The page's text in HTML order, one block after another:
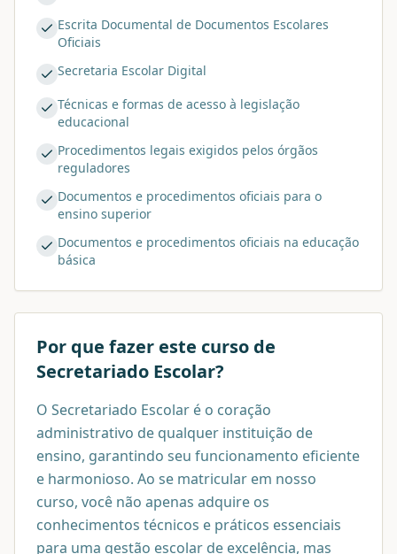
Escrita Documental de Documentos Escolares
Oficiais
Secretaria Escolar Digital
Técnicas e formas de acesso à legislação
educacional
Procedimentos legais exigidos pelos órgãos
reguladores
Documentos e procedimentos oficiais para o
ensino superior
Documentos e procedimentos oficiais na educação
básica
Por que fazer este curso de
Secretariado Escolar?
O Secretariado Escolar é o coração
administrativo de qualquer instituição de
ensino, garantindo seu funcionamento eficiente
e harmonioso. Ao se matricular em nosso
curso, você não apenas adquire os
conhecimentos técnicos e práticos essenciais
para uma gestão escolar de excelência, mas